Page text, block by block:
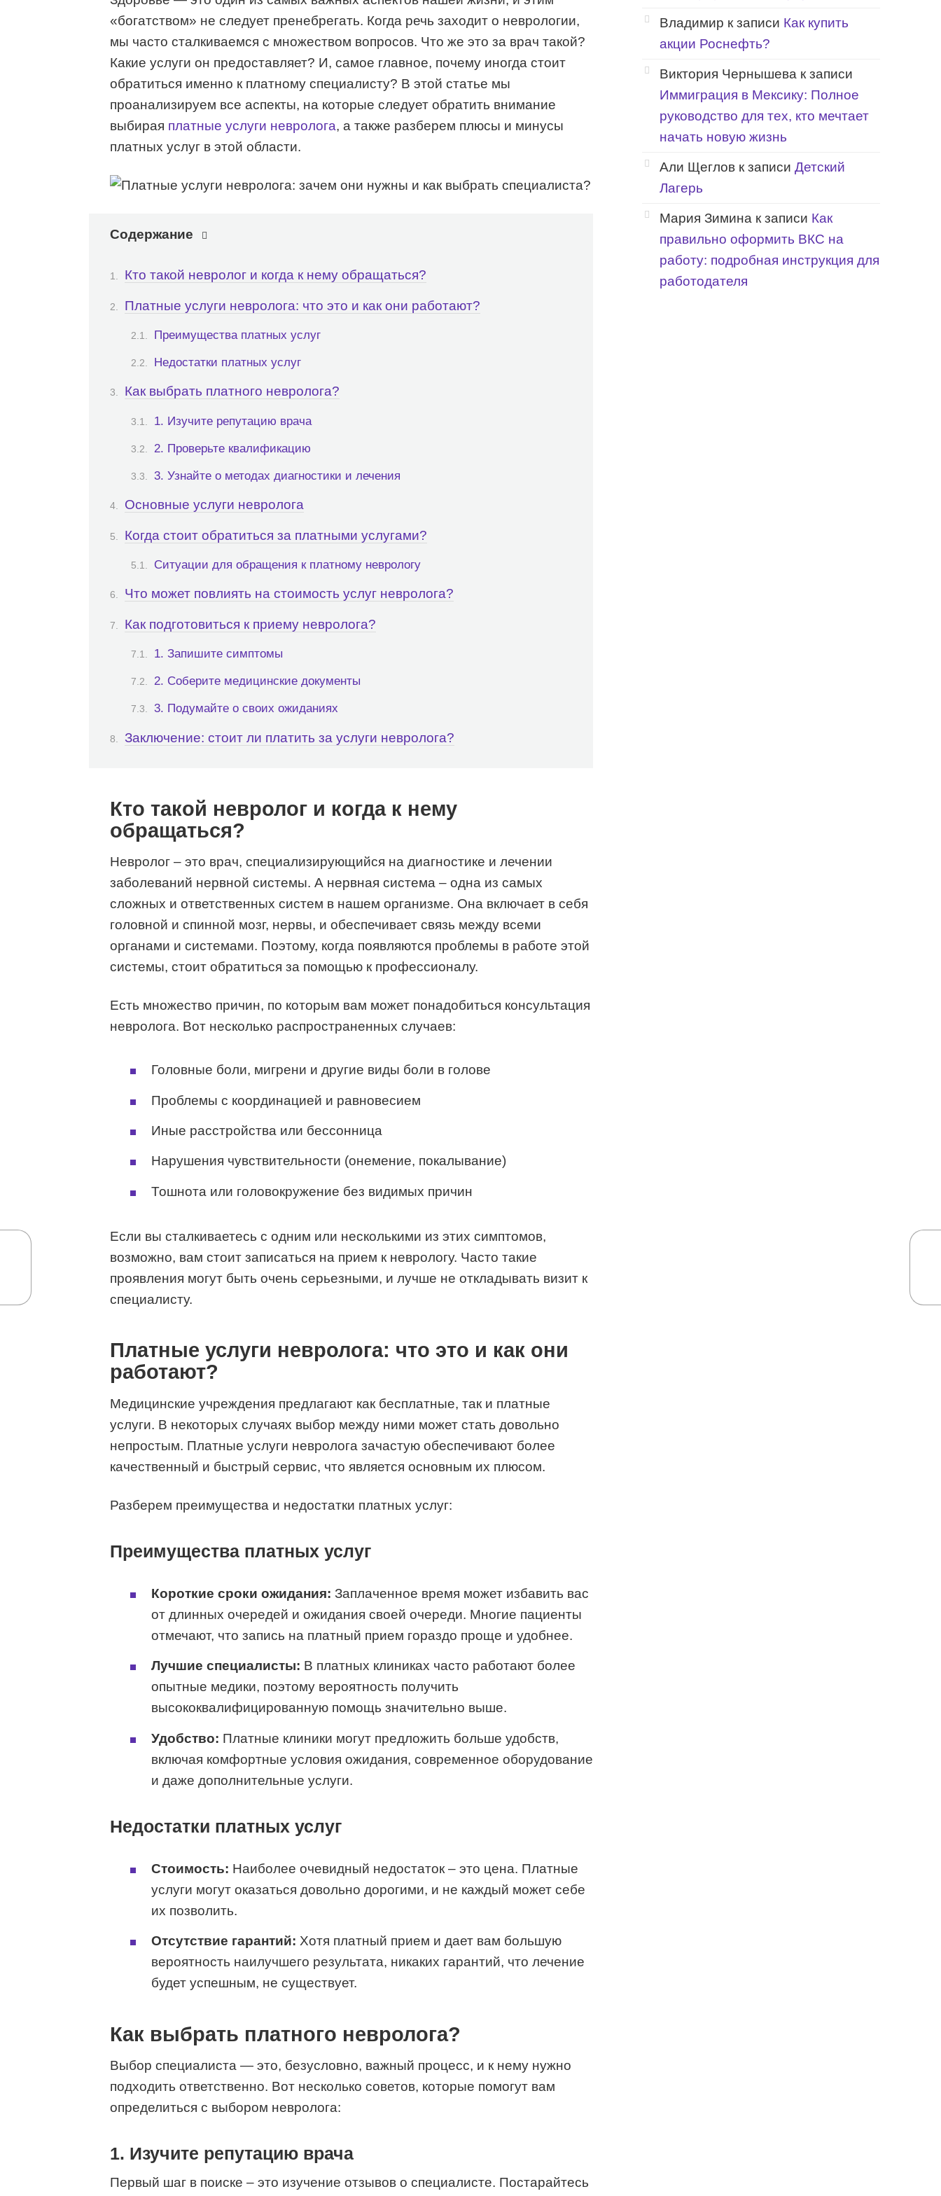
«богатством» не следует пренебрегать. Когда речь заходит о неврологии,
мы часто сталкиваемся с множеством вопросов. Что же это за врач такой?
Какие услуги он предоставляет? И, самое главное, почему иногда стоит
обратиться именно к платному специалисту? В этой статье мы
проанализируем все аспекты, на которые следует обратить внимание
выбирая платные услуги невролога, а также разберем плюсы и минусы
платных услуг в этой области.
Содержание
Кто такой невролог и когда к нему обращаться?
Платные услуги невролога: что это и как они работают?
Преимущества платных услуг
Недостатки платных услуг
Как выбрать платного невролога?
1. Изучите репутацию врача
2. Проверьте квалификацию
3. Узнайте о методах диагностики и лечения
Основные услуги невролога
Когда стоит обратиться за платными услугами?
Ситуации для обращения к платному неврологу
Что может повлиять на стоимость услуг невролога?
Как подготовиться к приему невролога?
1. Запишите симптомы
2. Соберите медицинские документы
3. Подумайте о своих ожиданиях
Заключение: стоит ли платить за услуги невролога?
Кто такой невролог и когда к нему
обращаться?
Невролог – это врач, специализирующийся на диагностике и лечении
заболеваний нервной системы. А нервная система – одна из самых
сложных и ответственных систем в нашем организме. Она включает в себя
головной и спинной мозг, нервы, и обеспечивает связь между всеми
органами и системами. Поэтому, когда появляются проблемы в работе этой
системы, стоит обратиться за помощью к профессионалу.
Есть множество причин, по которым вам может понадобиться консультация
невролога. Вот несколько распространенных случаев:
Головные боли, мигрени и другие виды боли в голове
Проблемы с координацией и равновесием
Иные расстройства или бессонница
Нарушения чувствительности (онемение, покалывание)
Тошнота или головокружение без видимых причин
Если вы сталкиваетесь с одним или несколькими из этих симптомов,
возможно, вам стоит записаться на прием к неврологу. Часто такие
проявления могут быть очень серьезными, и лучше не откладывать визит к
специалисту.
Платные услуги невролога: что это и как они
работают?
Медицинские учреждения предлагают как бесплатные, так и платные
услуги. В некоторых случаях выбор между ними может стать довольно
непростым. Платные услуги невролога зачастую обеспечивают более
качественный и быстрый сервис, что является основным их плюсом.
Разберем преимущества и недостатки платных услуг:
Преимущества платных услуг
Короткие сроки ожидания: Заплаченное время может избавить вас
от длинных очередей и ожидания своей очереди. Многие пациенты
отмечают, что запись на платный прием гораздо проще и удобнее.
Лучшие специалисты: В платных клиниках часто работают более
опытные медики, поэтому вероятность получить
высококвалифицированную помощь значительно выше.
Удобство: Платные клиники могут предложить больше удобств,
включая комфортные условия ожидания, современное оборудование
и даже дополнительные услуги.
Недостатки платных услуг
Стоимость: Наиболее очевидный недостаток – это цена. Платные
услуги могут оказаться довольно дорогими, и не каждый может себе
их позволить.
Отсутствие гарантий: Хотя платный прием и дает вам большую
вероятность наилучшего результата, никаких гарантий, что лечение
будет успешным, не существует.
Как выбрать платного невролога?
Выбор специалиста — это, безусловно, важный процесс, и к нему нужно
подходить ответственно. Вот несколько советов, которые помогут вам
определиться с выбором невролога:
1. Изучите репутацию врача
Первый шаг в поиске – это изучение отзывов о специалисте. Постарайтесь
Владимир к записи Как купить
акции Роснефть?
Виктория Чернышева к записи
Иммиграция в Мексику: Полное
руководство для тех, кто мечтает
начать новую жизнь
Али Щеглов к записи Детский
Лагерь
Мария Зимина к записи Как
правильно оформить ВКС на
работу: подробная инструкция для
работодателя